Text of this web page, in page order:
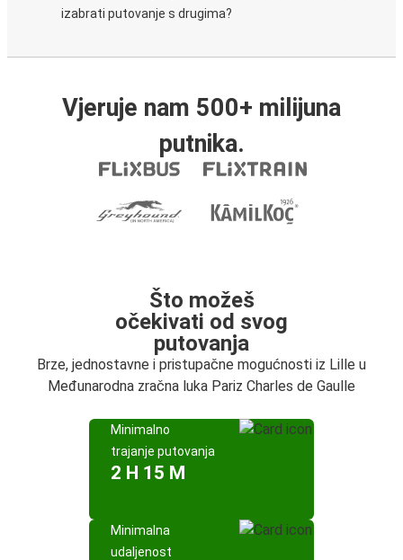
izabrati putovanje s drugima?
Vjeruje nam 500+ milijuna
putnika.
Što možeš
očekivati od svog
putovanja
Brze, jednostavne i pristupačne mogućnosti iz Lille u
Međunarodna zračna luka Pariz Charles de Gaulle
Minimalno
trajanje putovanja
2 H 15 M
Minimalna
udaljenost